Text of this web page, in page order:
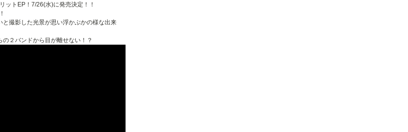
ットEP！7/26(水)に発売決定！！
！
撮影した光景が思い浮かぶかの様な出来
２バンドから目が離せない！？